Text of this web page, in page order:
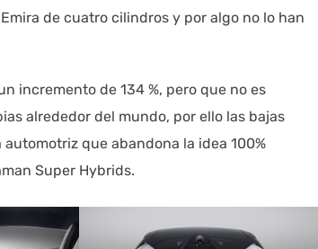
de cuatro cilindros y por algo no lo han
incremento de 134 %, pero que no es
alrededor del mundo, por ello las bajas
que abandona la idea 100%
Super Hybrids.